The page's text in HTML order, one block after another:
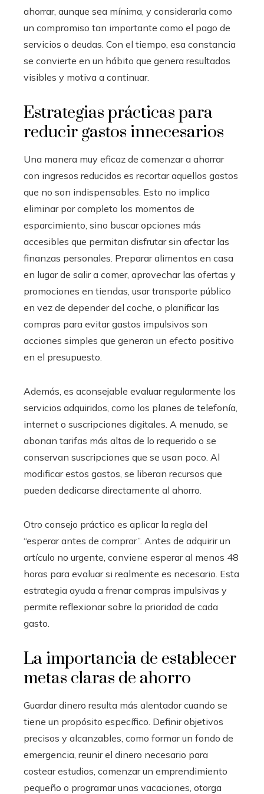
ahorrar, aunque sea mínima, y considerarla como
un compromiso tan importante como el pago de
servicios o deudas. Con el tiempo, esa constancia
se convierte en un hábito que genera resultados
visibles y motiva a continuar.
Estrategias prácticas para
reducir gastos innecesarios
Una manera muy eficaz de comenzar a ahorrar
con ingresos reducidos es recortar aquellos gastos
que no son indispensables. Esto no implica
eliminar por completo los momentos de
esparcimiento, sino buscar opciones más
accesibles que permitan disfrutar sin afectar las
finanzas personales. Preparar alimentos en casa
en lugar de salir a comer, aprovechar las ofertas y
promociones en tiendas, usar transporte público
en vez de depender del coche, o planificar las
compras para evitar gastos impulsivos son
acciones simples que generan un efecto positivo
en el presupuesto.
Además, es aconsejable evaluar regularmente los
servicios adquiridos, como los planes de telefonía,
internet o suscripciones digitales. A menudo, se
abonan tarifas más altas de lo requerido o se
conservan suscripciones que se usan poco. Al
modificar estos gastos, se liberan recursos que
pueden dedicarse directamente al ahorro.
Otro consejo práctico es aplicar la regla del
“esperar antes de comprar”. Antes de adquirir un
artículo no urgente, conviene esperar al menos 48
horas para evaluar si realmente es necesario. Esta
estrategia ayuda a frenar compras impulsivas y
permite reflexionar sobre la prioridad de cada
gasto.
La importancia de establecer
metas claras de ahorro
Guardar dinero resulta más alentador cuando se
tiene un propósito específico. Definir objetivos
precisos y alcanzables, como formar un fondo de
emergencia, reunir el dinero necesario para
costear estudios, comenzar un emprendimiento
pequeño o programar unas vacaciones, otorga